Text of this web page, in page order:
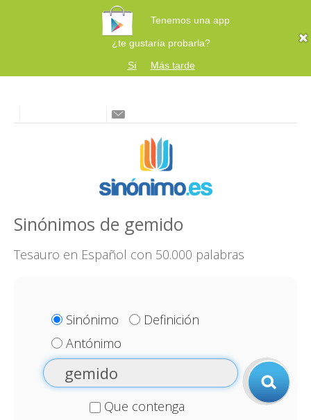
Tenemos una app
¿te gustaría probarla?
Sí
Más tarde
Sinónimos de gemido
Tesauro en Español con 50.000 palabras
Sinónimo
Definición
Antónimo
Que contenga